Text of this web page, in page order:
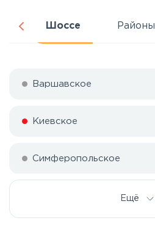
Шоссе Районы
Варшавское
Киевское
Симферопольское
Ещё